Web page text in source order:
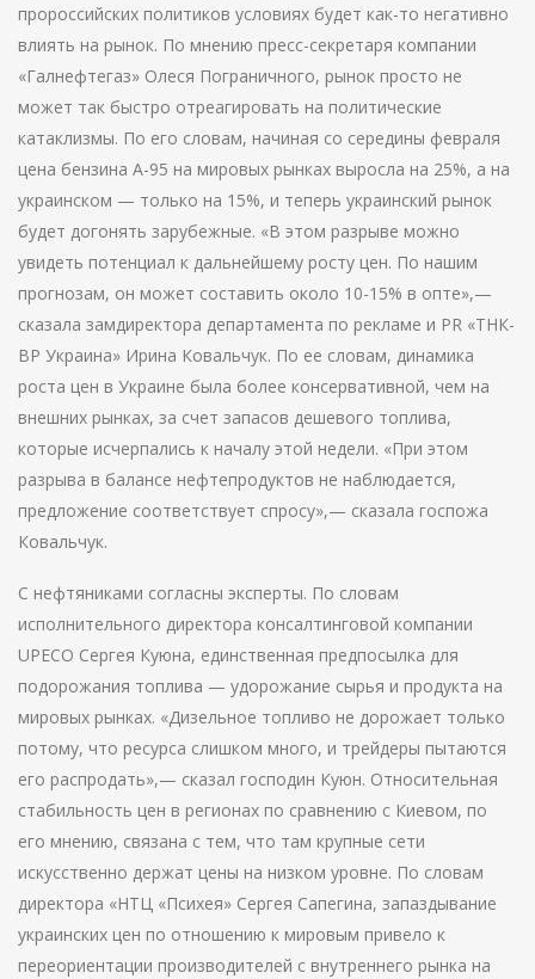
пророссийских политиков условиях будет как-то негативно
влиять на рынок. По мнению пресс-секретаря компании
«Галнефтегаз» Олеся Пограничного, рынок просто не
может так быстро отреагировать на политические
катаклизмы. По его словам, начиная со середины февраля
цена бензина А-95 на мировых рынках выросла на 25%, а на
украинском — только на 15%, и теперь украинский рынок
будет догонять зарубежные. «В этом разрыве можно
увидеть потенциал к дальнейшему росту цен. По нашим
прогнозам, он может составить около 10-15% в опте»,—
сказала замдиректора департамента по рекламе и PR «ТНК-
BP Украина» Ирина Ковальчук. По ее словам, динамика
роста цен в Украине была более консервативной, чем на
внешних рынках, за счет запасов дешевого топлива,
которые исчерпались к началу этой недели. «При этом
разрыва в балансе нефтепродуктов не наблюдается,
предложение соответствует спросу»,— сказала госпожа
Ковальчук.
С нефтяниками согласны эксперты. По словам
исполнительного директора консалтинговой компании
UPECO Сергея Куюна, единственная предпосылка для
подорожания топлива — удорожание сырья и продукта на
мировых рынках. «Дизельное топливо не дорожает только
потому, что ресурса слишком много, и трейдеры пытаются
его распродать»,— сказал господин Куюн. Относительная
стабильность цен в регионах по сравнению с Киевом, по
его мнению, связана с тем, что там крупные сети
искусственно держат цены на низком уровне. По словам
директора «НТЦ «Психея» Сергея Сапегина, запаздывание
украинских цен по отношению к мировым привело к
переориентации производителей с внутреннего рынка на